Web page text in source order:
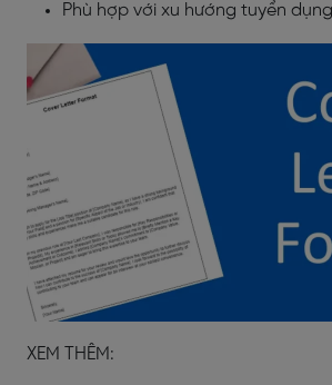
Phù hợp với xu hướng tuyển
XEM THÊM: